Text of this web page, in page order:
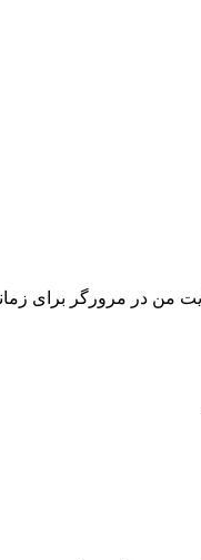
من در مرورگر برای